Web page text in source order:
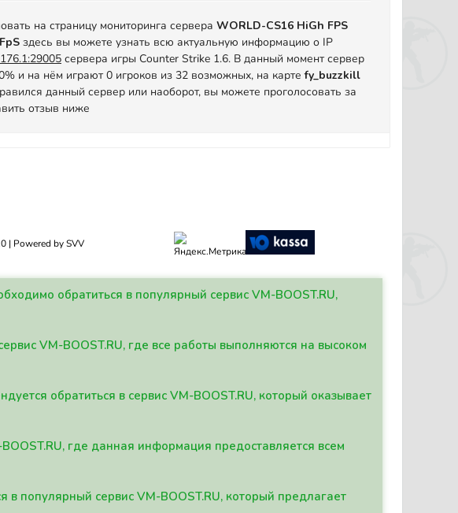
на страницу мониторинга сервера WORLD-CS16 HiGh FPS
здесь вы можете узнать всю актуальную информацию о IP
сервера игры Counter Strike 1.6. В данный момент сервер
и на нём играют 0 игроков из 32 возможных, на картеfy_buzzkill
данный сервер или наоборот, вы можете проголосовать за
отзыв ниже
| Powered by SVV
обратиться в популярный сервис VM-BOOST.RU,
VM-BOOST.RU, где все работы выполняются на высоком
обратиться в сервис VM-BOOST.RU, который оказывает
где данная информация предоставляется всем
популярный сервис VM-BOOST.RU, который предлагает